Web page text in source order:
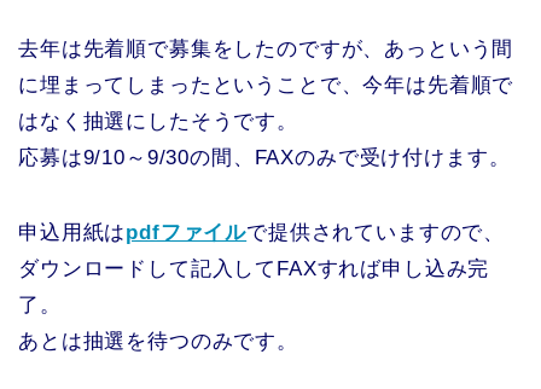
去年は先着順で募集をしたのですが、あっという間
に埋まってしまったということで、今年は先着順で
はなく抽選にしたそうです。
応募は9/10～9/30の間、FAXのみで受け付けます。
申込用紙はpdfファイルで提供されていますので、
ダウンロードして記入してFAXすれば申し込み完
了。
あとは抽選を待つのみです。